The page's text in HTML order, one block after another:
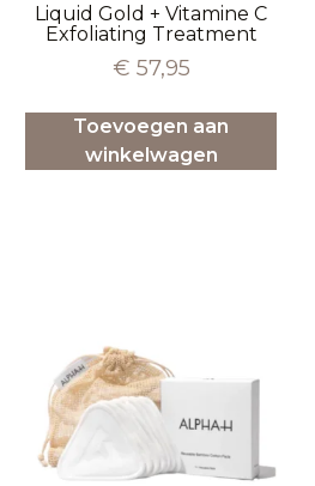
Liquid Gold + Vitamine C
Exfoliating Treatment
€ 57,95
Toevoegen aan
winkelwagen